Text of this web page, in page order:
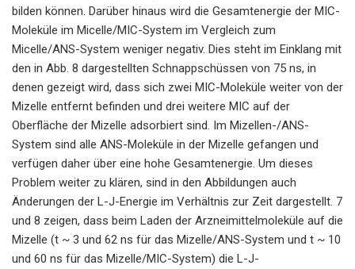
bilden können. Darüber hinaus wird die Gesamtenergie der MIC-
Moleküle im Micelle/MIC-System im Vergleich zum
Micelle/ANS-System weniger negativ. Dies steht im Einklang mit
den in Abb. 8 dargestellten Schnappschüssen von 75 ns, in
denen gezeigt wird, dass sich zwei MIC-Moleküle weiter von der
Mizelle entfernt befinden und drei weitere MIC auf der
Oberfläche der Mizelle adsorbiert sind. Im Mizellen-/ANS-
System sind alle ANS-Moleküle in der Mizelle gefangen und
verfügen daher über eine hohe Gesamtenergie. Um dieses
Problem weiter zu klären, sind in den Abbildungen auch
Änderungen der L-J-Energie im Verhältnis zur Zeit dargestellt. 7
und 8 zeigen, dass beim Laden der Arzneimittelmoleküle auf die
Mizelle (t ~ 3 und 62 ns für das Mizelle/ANS-System und t ~ 10
und 60 ns für das Mizelle/MIC-System) die L-J-